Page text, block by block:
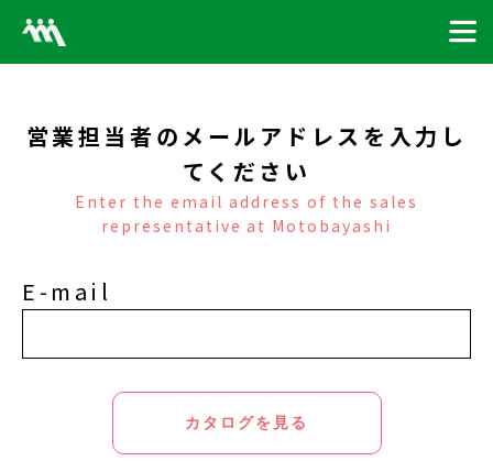
営業担当者のメールアドレスを入力し
てください
Enter the email address of the sales
representative at Motobayashi
E-mail
カタログを見る